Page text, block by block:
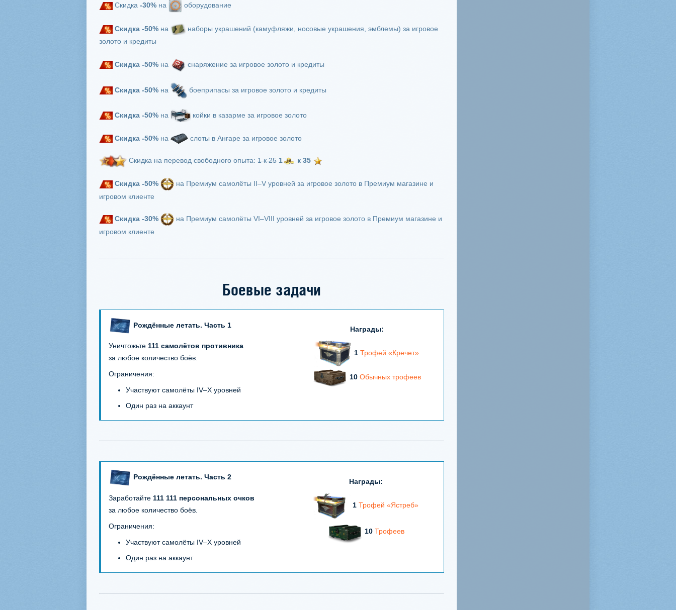
Скидка -30% на оборудование
Скидка -50% на
наборы украшений (камуфляжи, носовые украшения, эмблемы) за игровое
золото и кредиты
Скидка -50% на снаряжение за игровое золото и кредиты
Скидка -50% на боеприпасы за игровое золото и кредиты
Скидка -50% на койки в казарме за игровое золото
Скидка -50% на слоты в Ангаре за игровое золото
Скидка на перевод свободного опыта: 1 к 25 1 к 35
Скидка -50%
на Премиум самолёты II–V уровней за игровое золото в Премиум магазине и
игровом клиенте
Скидка -30%
на Премиум самолёты VI–VIII уровней за игровое золото в Премиум магазине и
игровом клиенте
Боевые задачи
Рождённые летать. Часть 1
Награды:
1 Трофей «Кречет»
10 Обычных трофеев
Уничтожьте 111 самолётов противника
за любое количество боёв.
Ограничения:
Участвуют самолёты IV–X уровней
Один раз на аккаунт
Рождённые летать. Часть 2
Награды:
1 Трофей «Ястреб»
10 Трофеев
Заработайте 111 111 персональных очков
за любое количество боёв.
Ограничения:
Участвуют самолёты IV–X уровней
Один раз на аккаунт